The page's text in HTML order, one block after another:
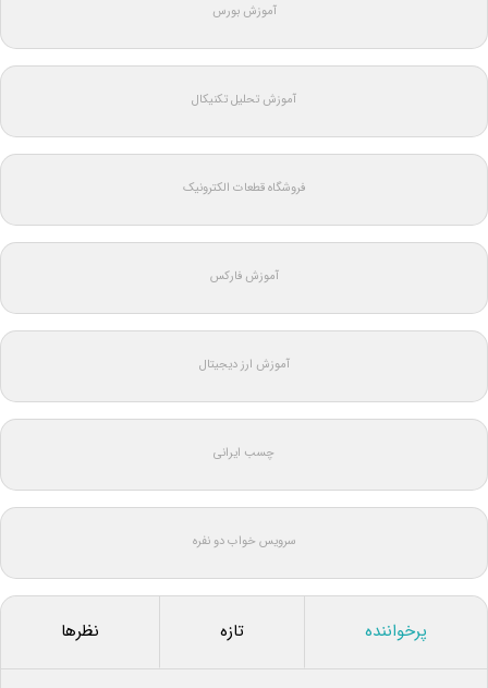
آموزش بورس
آموزش تحلیل تکنیکال
فروشگاه قطعات الکترونیک
آموزش فارکس
آموزش ارز دیجیتال
چسب ایرانی
سرویس خواب دو نفره
پرخواننده تازه نظرها